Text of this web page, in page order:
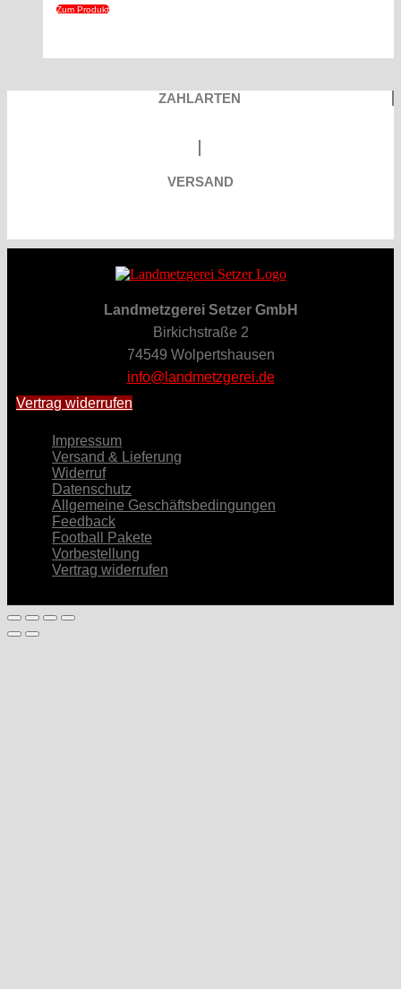
Zum Produkt
ZAHLARTEN
VERSAND
Landmetzgerei Setzer GmbH
Birkichstraße 2
74549 Wolpertshausen
info@landmetzgerei.de
Vertrag widerrufen
Impressum
Versand & Lieferung
Widerruf
Datenschutz
Allgemeine Geschäftsbedingungen
Feedback
Football Pakete
Vorbestellung
Vertrag widerrufen